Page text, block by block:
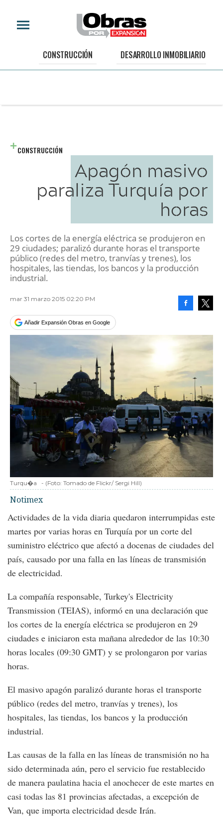
CONSTRUCCIÓN DESARROLLO INMOBILIARIO
CONSTRUCCIÓN
Apagón masivo
paraliza Turquía por
horas
Los cortes de la energía eléctrica se produjeron en
29 ciudades; paralizó durante horas el transporte
público (redes del metro, tranvías y trenes), los
hospitales, las tiendas, los bancos y la producción
industrial.
mar 31 marzo 2015 02:20 PM
Añadir Expansión Obras en Google
Turqu�a - (Foto: Tomado de Flickr/ Sergi Hill)
Notimex
Actividades de la vida diaria quedaron interrumpidas este
martes por varias horas en Turquía por un corte del
suministro eléctrico que afectó a docenas de ciudades del
país, causado por una falla en las líneas de transmisión
de electricidad.
La compañía responsable, Turkey's Electricity
Transmission (TEIAS), informó en una declaración que
los cortes de la energía eléctrica se produjeron en 29
ciudades e iniciaron esta mañana alrededor de las 10:30
horas locales (09:30 GMT) y se prolongaron por varias
horas.
El masivo apagón paralizó durante horas el transporte
público (redes del metro, tranvías y trenes), los
hospitales, las tiendas, los bancos y la producción
industrial.
Las causas de la falla en las líneas de transmisión no ha
sido determinada aún, pero el servicio fue restablecido
de manera paulatina hacia el anochecer de este martes en
casi todas las 81 provincias afectadas, a excepción de
Van, que importa electricidad desde Irán.